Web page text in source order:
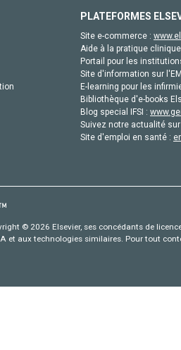
PLATEFORMES
Site e-commerce :
Aide à la pratique
Portail pour les
Site d'information sur
E-learning pour les
Bibliothèque d'e-books
Blog special IFSI :
Suivez notre actualité
Site d'emploi en santé :
© 2026 Elsevier, ses concédants de
et aux technologies similaires. Pour tout